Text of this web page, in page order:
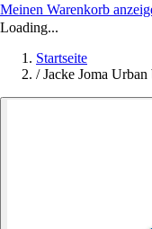
Meinen Warenkorb
Loading...
Startseite
/ Jacke Joma Urban